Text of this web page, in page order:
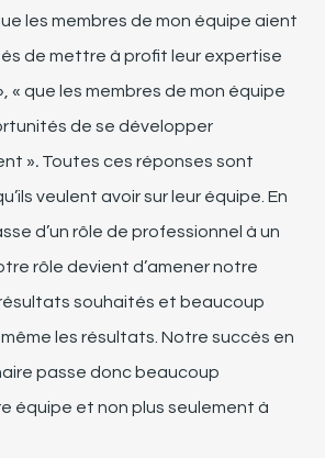
les membres de mon équipe aient
de mettre à profit leur expertise
« que les membres de mon équipe
de se développer
». Toutes ces réponses sont
veulent avoir sur leur équipe. En
d’un rôle de professionnel à un
rôle devient d’amenernotre
souhaités et beaucoup
les résultats. Notre succès en
passe donc beaucoup
équipe et non plus seulement à